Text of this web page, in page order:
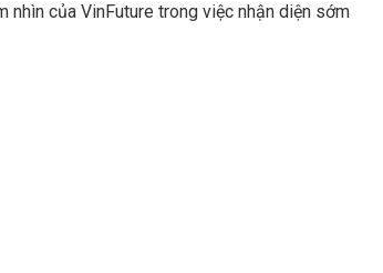
của VinFuture trong việc nhận diện sớm